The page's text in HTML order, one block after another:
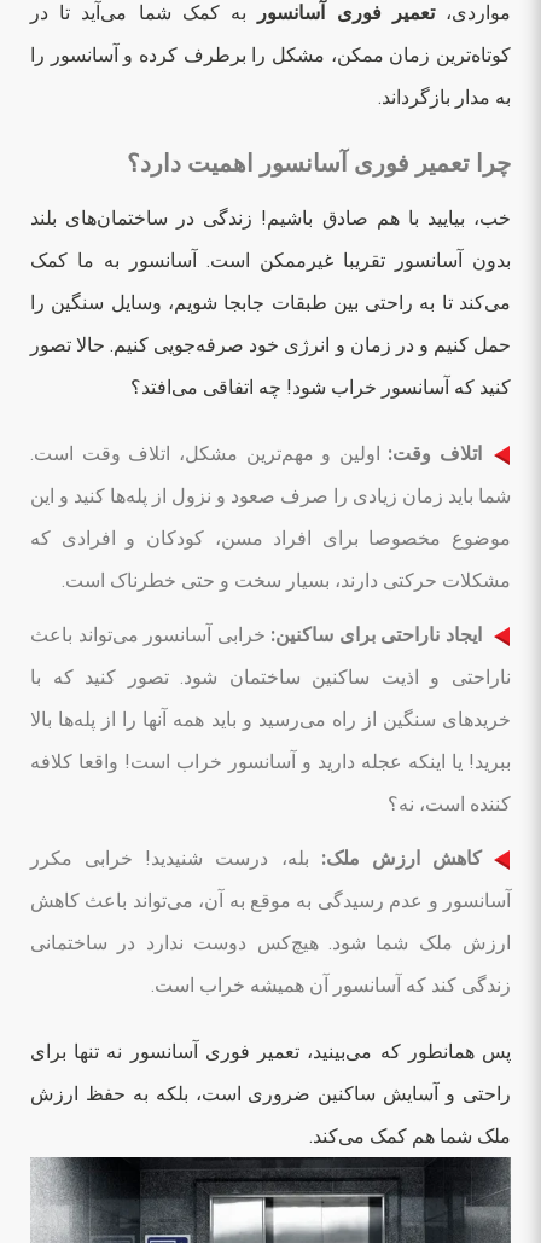
مواردی،تعمیر فوری آسانسور
به کمک شما می‌آید تا در
کوتاه‌ترین زمان ممکن، مشکل را برطرف کرده و آسانسور را
به مدار بازگرداند.
چرا تعمیر فوری آسانسور اهمیت دارد؟
خب، بیایید با هم صادق باشیم! زندگی در ساختمان‌های بلند
بدون آسانسور تقریبا غیرممکن است. آسانسور به ما کمک
می‌کند تا به راحتی بین طبقات جابجا شویم، وسایل سنگین را
حمل کنیم و در زمان و انرژی خود صرفه‌جویی کنیم. حالا تصور
کنید که آسانسور خراب شود! چه اتفاقی می‌افتد؟
اتلاف وقت: اولین و مهم‌ترین مشکل، اتلاف وقت است.
شما باید زمان زیادی را صرف صعود و نزول از پله‌ها کنید و این
موضوع مخصوصا برای افراد مسن، کودکان و افرادی که
مشکلات حرکتی دارند، بسیار سخت و حتی خطرناک است.
ایجاد ناراحتی برای ساکنین: خرابی آسانسور می‌تواند باعث
ناراحتی و اذیت ساکنین ساختمان شود. تصور کنید که با
خریدهای سنگین از راه می‌رسید و باید همه آنها را از پله‌ها بالا
ببرید! یا اینکه عجله دارید و آسانسور خراب است! واقعا کلافه
کننده است، نه؟
کاهش ارزش ملک: بله، درست شنیدید! خرابی مکرر
آسانسور و عدم رسیدگی به موقع به آن، می‌تواند باعث کاهش
ارزش ملک شما شود. هیچ‌کس دوست ندارد در ساختمانی
زندگی کند که آسانسور آن همیشه خراب است.
پس همانطور که می‌بینید، تعمیر فوری آسانسور نه تنها برای
راحتی و آسایش ساکنین ضروری است، بلکه به حفظ ارزش
ملک شما هم کمک می‌کند.